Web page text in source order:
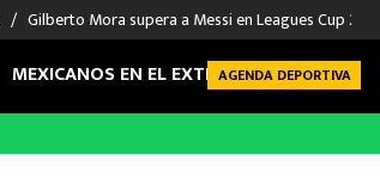
Gilberto Mora supera a Messi en Leagues Cup
MEXICANOS EN EL EXTRANJERO FUTBOL
AGENDA DEPORTIVA